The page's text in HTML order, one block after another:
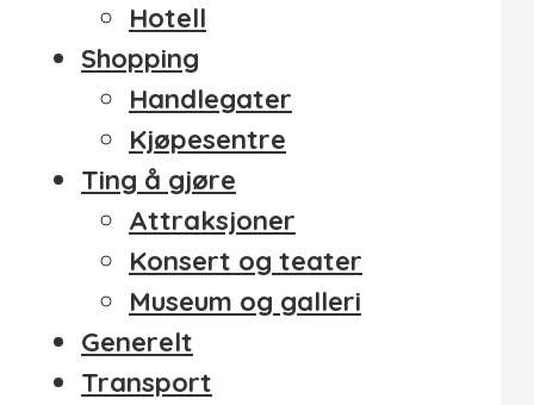
Hotell
Shopping
Handlegater
Kjøpesentre
Ting å gjøre
Attraksjoner
Konsert og teater
Museum og galleri
Generelt
Transport